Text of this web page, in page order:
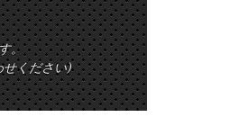
。
ください)